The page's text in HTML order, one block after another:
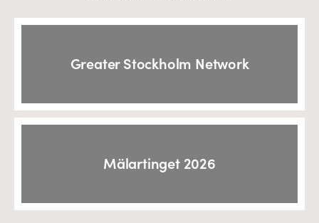
Greater Stockholm Network
Mälartinget 2026